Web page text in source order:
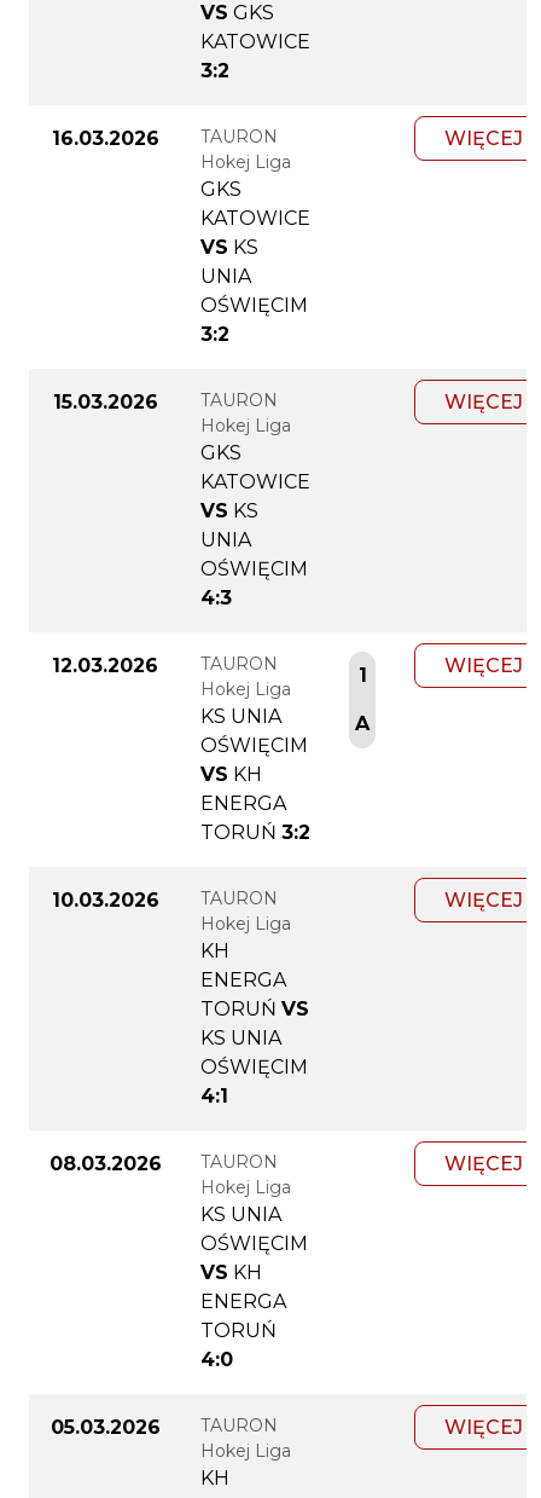
VS GKS
KATOWICE
3:2
16.03.2026
TAURON
Hokej Liga
GKS
KATOWICE
VS KS
UNIA
OŚWIĘCIM
3:2
WIĘCEJ
15.03.2026
TAURON
Hokej Liga
GKS
KATOWICE
VS KS
UNIA
OŚWIĘCIM
4:3
WIĘCEJ
12.03.2026
TAURON
Hokej Liga
KS UNIA
OŚWIĘCIM
VS KH
ENERGA
TORUŃ 3:2
1
A
WIĘCEJ
10.03.2026
TAURON
Hokej Liga
KH
ENERGA
TORUŃ VS
KS UNIA
OŚWIĘCIM
4:1
WIĘCEJ
08.03.2026
TAURON
Hokej Liga
KS UNIA
OŚWIĘCIM
VS KH
ENERGA
TORUŃ
4:0
WIĘCEJ
05.03.2026
TAURON
Hokej Liga
KH
WIĘCEJ